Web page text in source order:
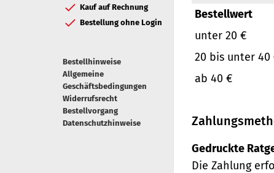
Kauf auf Rechnung
Bestellung ohne Login
Bestellhinweise
Allgemeine
Geschäftsbedingungen
Widerrufsrecht
Bestellvorgang
Datenschutzhinweise
Bestellwert
unter 20 €
20 bis unter 40
ab 40 €
Gedruckte
Die Zahlung